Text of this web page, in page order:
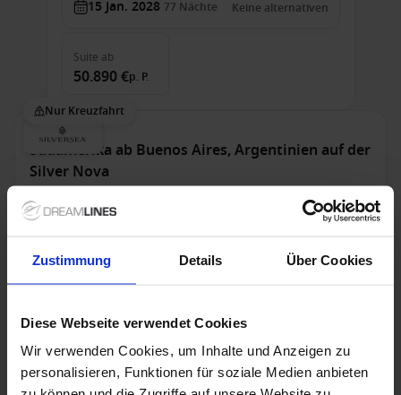
Zustimmung Details Über Cookies
Diese Webseite verwendet Cookies
Wir verwenden Cookies, um Inhalte und Anzeigen zu
personalisieren, Funktionen für soziale Medien anbieten
15 Jan. 2028 77 Nächte Keine alternativen
Suite ab
50.890 €p. P.
Nur Kreuzfahrt
Südamerika ab Buenos Aires, Argentinien auf der
Silver Nova
Ab Buenos Aires An Valparaíso
Alles Inklusive Trinkgelder
Bis zu 499 € Bordguthaben
17 Feb. 2027 16 Nächte Keine alternativen